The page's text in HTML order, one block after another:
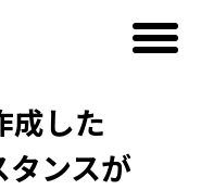
成した
ンスが